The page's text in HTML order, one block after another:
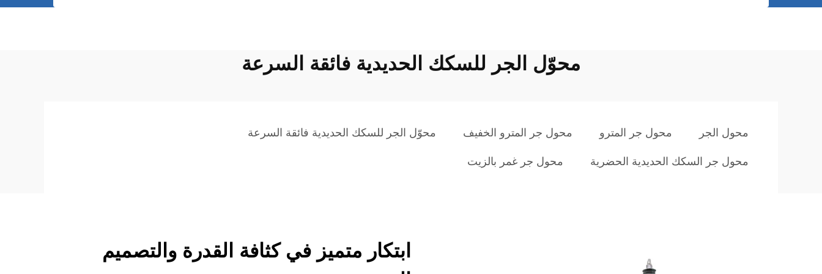
محوّل الجر للسكك الحديدية فائقة السرعة
محول الجر محول جر المترو محول جر المترو الخفيف محوّل الجر للسكك الحديدية فائقة السرعة
محول جر السكك الحديدية الحضرية محول جر غمر بالزيت
ابتكار متميز في كثافة القدرة والتصميم